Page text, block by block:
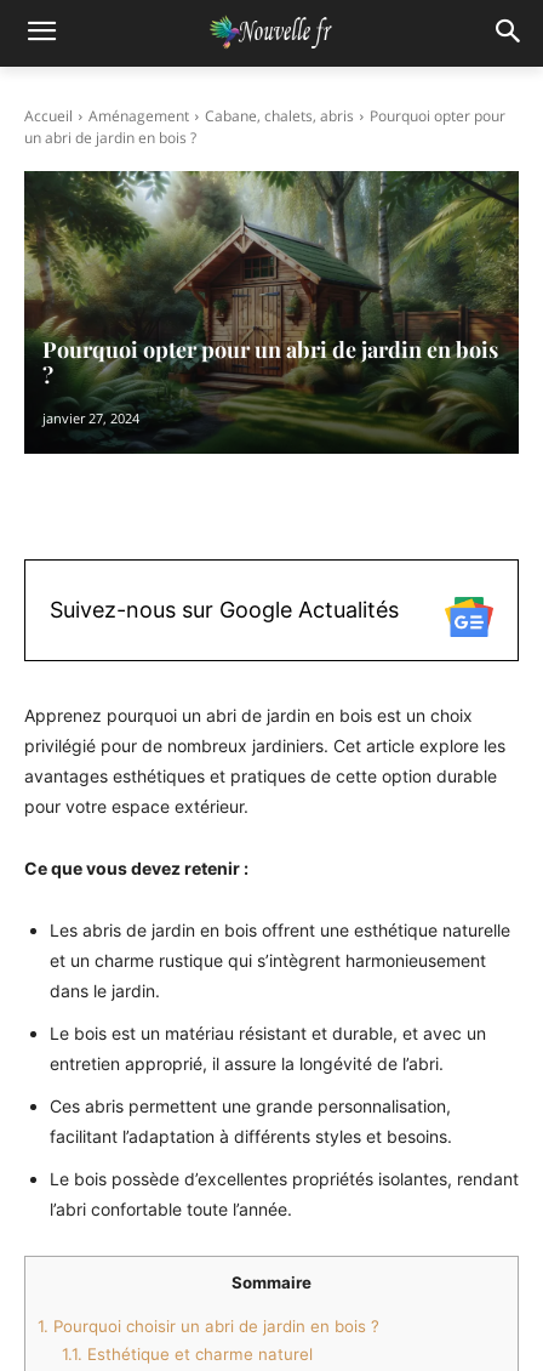
Accueil Aménagement Cabane, chalets, abris
Pourquoi opter pour
un abri de jardin en bois ?
Pourquoi opter pour un abri de jardin en bois
?
janvier 27, 2024
Suivez-nous sur Google Actualités
Apprenez pourquoi un abri de jardin en bois est un choix
privilégié pour de nombreux jardiniers. Cet article explore les
avantages esthétiques et pratiques de cette option durable
pour votre espace extérieur.
Ce que vous devez retenir :
Les abris de jardin en bois offrent une esthétique naturelle
et un charme rustique qui s’intègrent harmonieusement
dans le jardin.
Le bois est un matériau résistant et durable, et avec un
entretien approprié, il assure la longévité de l’abri.
Ces abris permettent une grande personnalisation,
facilitant l’adaptation à différents styles et besoins.
Le bois possède d’excellentes propriétés isolantes, rendant
l’abri confortable toute l’année.
Sommaire
1. Pourquoi choisir un abri de jardin en bois ?
1.1. Esthétique et charme naturel